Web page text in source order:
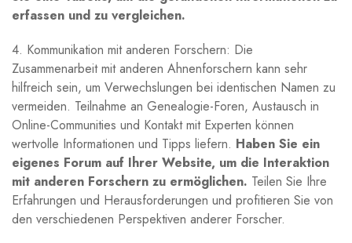
erfassen und zu vergleichen.
4. Kommunikation mit anderen Forschern: Die
Zusammenarbeit mit anderen Ahnenforschern kann sehr
hilfreich sein, um Verwechslungen bei identischen Namen zu
vermeiden. Teilnahme an Genealogie-Foren, Austausch in
Online-Communities und Kontakt mit Experten können
wertvolle Informationen und Tipps liefern. Haben Sie ein
eigenes Forum auf Ihrer Website, um die Interaktion
mit anderen Forschern zu ermöglichen. Teilen Sie Ihre
Erfahrungen und Herausforderungen und profitieren Sie von
den verschiedenen Perspektiven anderer Forscher.